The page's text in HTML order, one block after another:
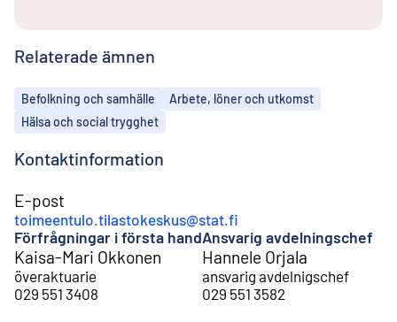
Relaterade ämnen
Ämnen
Befolkning och samhälle
Arbete, löner och utkomst
Hälsa och social trygghet
Kontaktinformation
E-post
toimeentulo.tilastokeskus@stat.fi
Förfrågningar i första hand
Kaisa-Mari Okkonen
överaktuarie
029 551 3408
Ansvarig avdelningschef
Hannele Orjala
ansvarig avdelnigschef
029 551 3582